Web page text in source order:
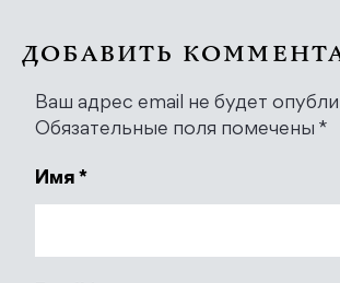
ДОБАВИТЬ
Ваш адрес email не будет
Обязательные поля помечены *
Имя *